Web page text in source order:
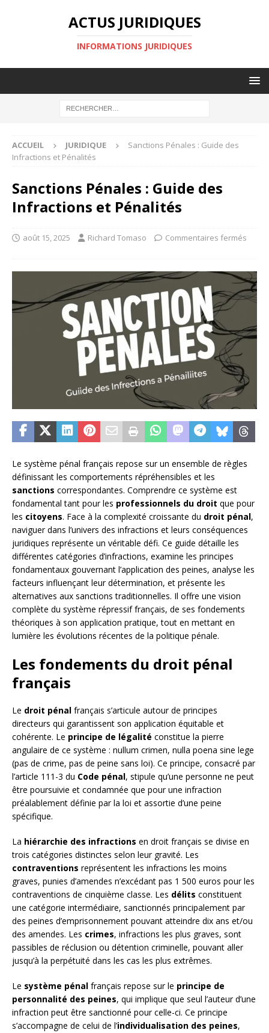
ACTUS JURIDIQUES
INFORMATIONS JURIDIQUES
ACCUEIL JURIDIQUE
Sanctions Pénales : Guide des
Infractions et Pénalités
Sanctions Pénales : Guide des
Infractions et Pénalités
août 15, 2025 Richard Tomaso Commentaires fermés
Le système pénal français repose sur un ensemble de règles
définissant les comportements répréhensibles et les
sanctions correspondantes. Comprendre ce système est
fondamental tant pour les professionnels du droit que pour
les citoyens. Face à la complexité croissante du droit pénal,
naviguer dans l’univers des infractions et leurs conséquences
juridiques représente un véritable défi. Ce guide détaille les
différentes catégories d’infractions, examine les principes
fondamentaux gouvernant l’application des peines, analyse les
facteurs influençant leur détermination, et présente les
alternatives aux sanctions traditionnelles. Il offre une vision
complète du système répressif français, de ses fondements
théoriques à son application pratique, tout en mettant en
lumière les évolutions récentes de la politique pénale.
Les fondements du droit pénal
français
Le droit pénal français s’articule autour de principes
directeurs qui garantissent son application équitable et
cohérente. Le principe de légalité constitue la pierre
angulaire de ce système : nullum crimen, nulla poena sine lege
(pas de crime, pas de peine sans loi). Ce principe, consacré par
l’article 111-3 du Code pénal, stipule qu’une personne ne peut
être poursuivie et condamnée que pour une infraction
préalablement définie par la loi et assortie d’une peine
spécifique.
La hiérarchie des infractions en droit français se divise en
trois catégories distinctes selon leur gravité. Les
contraventions représentent les infractions les moins
graves, punies d’amendes n’excédant pas 1 500 euros pour les
contraventions de cinquième classe. Les délits constituent
une catégorie intermédiaire, sanctionnés principalement par
des peines d’emprisonnement pouvant atteindre dix ans et/ou
des amendes. Les crimes, infractions les plus graves, sont
passibles de réclusion ou détention criminelle, pouvant aller
jusqu’à la perpétuité dans les cas les plus extrêmes.
Le système pénal français repose sur le principe de
personnalité des peines, qui implique que seul l’auteur d’une
infraction peut être sanctionné pour celle-ci. Ce principe
s’accompagne de celui de l’individualisation des peines,